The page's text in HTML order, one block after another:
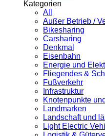
Kategorien
All
Außer Betrieb /
Bikesharing
Carsharing
Denkmal
Eisenbahn
Energie und
Fliegendes &
Fußverkehr
Infrastruktur
Knotenpunkte
Landmarken
Landschaft und
Light Electric